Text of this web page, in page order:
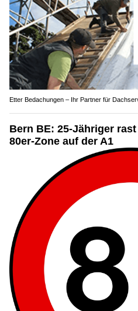
Etter Bedachungen – Ihr Partner für
Bern BE: 25-Jähriger
80er-Zone auf der A1